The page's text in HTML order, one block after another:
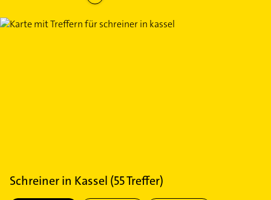
Schreinerin Kassel (55Treffer)